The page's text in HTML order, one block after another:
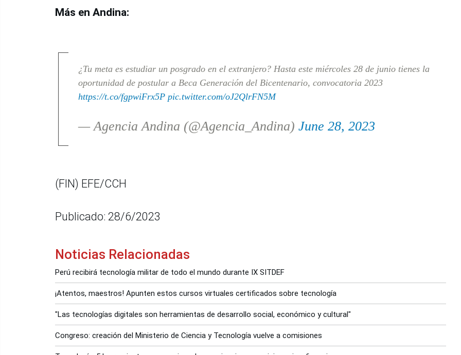
Más en Andina:
¿Tu meta es estudiar un posgrado en el extranjero? Hasta este miércoles 28 de junio tienes la
oportunidad de postular a Beca Generación del Bicentenario, convocatoria 2023
https://t.co/fgpwiFrx5P pic.twitter.com/oJ2QlrFN5M
— Agencia Andina (@Agencia_Andina) June 28, 2023
(FIN) EFE/CCH
Publicado: 28/6/2023
Noticias Relacionadas
Perú recibirá tecnología militar de todo el mundo durante IX SITDEF
¡Atentos, maestros! Apunten estos cursos virtuales certificados sobre tecnología
"Las tecnologías digitales son herramientas de desarrollo social, económico y cultural"
Congreso: creación del Ministerio de Ciencia y Tecnología vuelve a comisiones